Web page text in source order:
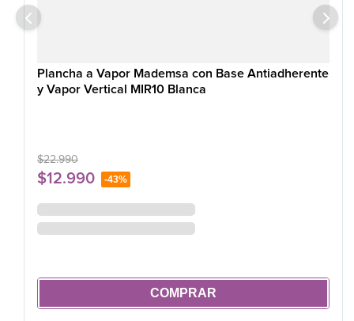
Plancha a Vapor Mademsa con Base Antiadherente
y Vapor Vertical MIR10 Blanca
$22.990
$12.990 -43%
COMPRAR